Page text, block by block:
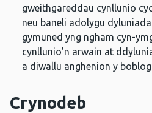
gweithgareddau cynllunio
neu baneli adolygu
gymuned yng ngham cyn-
cynllunio’n arwain at
a diwallu anghenion y
Crynodeb